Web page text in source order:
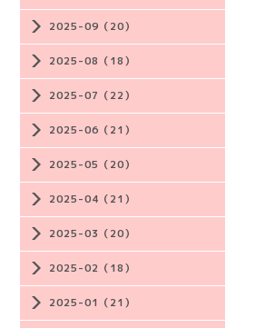
2025-09（20）
2025-08（18）
2025-07（22）
2025-06（21）
2025-05（20）
2025-04（21）
2025-03（20）
2025-02（18）
2025-01（21）